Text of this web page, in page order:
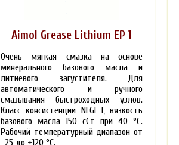
Aimol Grease Lithium EP 1
Очень мягкая смазка на основе
минерального базового масла и
литиевого загустителя. Для
автоматического и ручного
смазывания быстроходных узлов.
Класс консистенции NLGI 1, вязкость
базового масла 150 сСт при 40 °С.
Рабочий температурный диапазон от
-25 до +120 °С.